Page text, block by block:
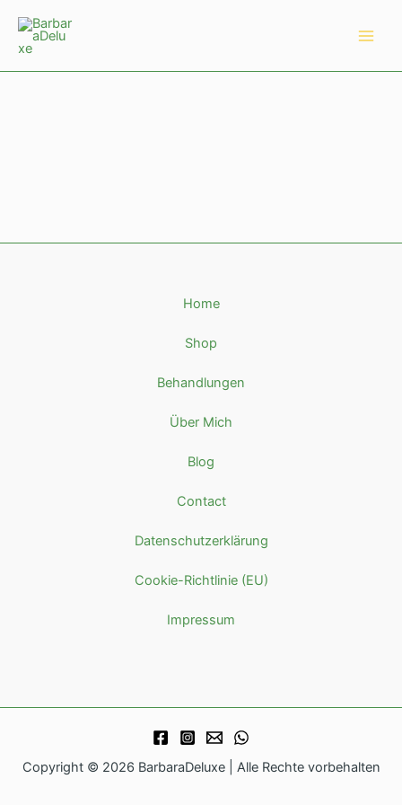
Inhalt
springen
Home
Shop
Behandlungen
Über Mich
Blog
Contact
Datenschutzerklärung
Cookie-Richtlinie (EU)
Impressum
Copyright © 2026 BarbaraDeluxe | Alle Rechte vorbehalten